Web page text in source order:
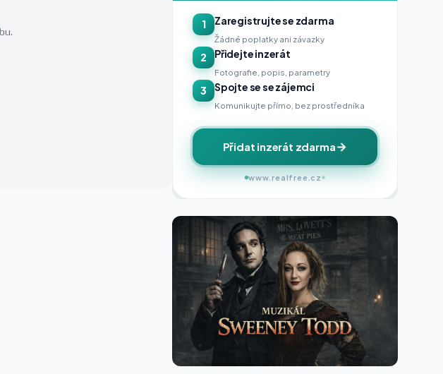
1 Zaregistrujte se zdarma
Žádné poplatky ani závazky
2 Přidejte inzerát
Fotografie, popis, parametry
3 Spojte se se zájemci
Komunikujte přímo, bez prostředníka
Přidat inzerát zdarma
www.realfree.cz